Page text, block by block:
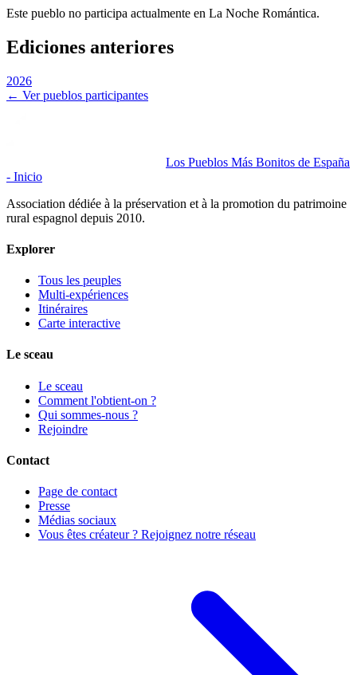
Este pueblo no participa actualmente en La Noche Romántica.
Ediciones anteriores
2026
← Ver pueblos participantes
Los Pueblos Más Bonitos de España
- Inicio
Association dédiée à la préservation et à la promotion du patrimoine
rural espagnol depuis 2010.
Explorer
Tous les peuples
Multi-expériences
Itinéraires
Carte interactive
Le sceau
Le sceau
Comment l'obtient-on ?
Qui sommes-nous ?
Rejoindre
Contact
Page de contact
Presse
Médias sociaux
Vous êtes créateur ? Rejoignez notre réseau